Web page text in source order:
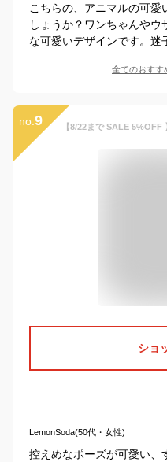
こちらの、アニマルの可
しょうか？ワンちゃんやウ
な可愛いデザインです。迷
全てのおすす
no. 9
ショ
LemonSoda(50代・女性)
控えめなポーズが可愛い、